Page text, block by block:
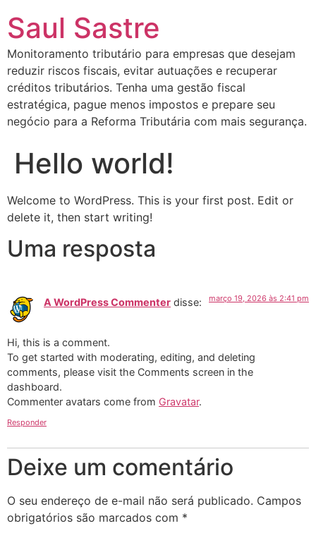
Saul Sastre
Monitoramento tributário para empresas que desejam
reduzir riscos fiscais, evitar autuações e recuperar
créditos tributários. Tenha uma gestão fiscal
estratégica, pague menos impostos e prepare seu
negócio para a Reforma Tributária com mais segurança.
Hello world!
Welcome to WordPress. This is your first post. Edit or
delete it, then start writing!
Uma resposta
A WordPress Commenter disse: março 19, 2026 às 2:41 pm
Hi, this is a comment.
To get started with moderating, editing, and deleting
comments, please visit the Comments screen in the
dashboard.
Commenter avatars come from Gravatar.
Responder
Deixe um comentário
O seu endereço de e-mail não será publicado. Campos
obrigatórios são marcados com *